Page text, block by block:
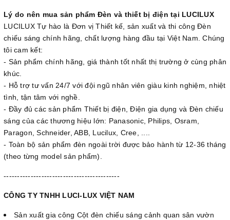
Lý do nên mua sản phẩm Đèn và thiết bị điện tại LUCILUX
LUCILUX Tự hào là Đơn vị Thiết kế, sản xuất và thi công Đèn
chiếu sáng chính hãng, chất lượng hàng đầu tại Việt Nam. Chúng
tôi cam kết:
- Sản phẩm chính hãng, giá thành tốt nhất thị trường ở cùng phân
khúc.
- Hỗ trợ tư vấn 24/7 với đội ngũ nhân viên giàu kinh nghiệm, nhiệt
tình, tận tâm với nghề.
- Đầy đủ các sản phẩm Thiết bị điện, Điện gia dụng và Đèn chiếu
sáng của các thương hiệu lớn: Panasonic, Philips, Osram,
Paragon, Schneider, ABB, Lucilux, Cree, ....
- Toàn bộ sản phẩm đèn ngoài trời được bảo hành từ 12-36 tháng
(theo từng model sản phẩm).
-------------------------------------------
CÔNG TY TNHH LUCI-LUX VIỆT NAM
Sản xuất gia công Cột đèn chiếu sáng cảnh quan sân vườn